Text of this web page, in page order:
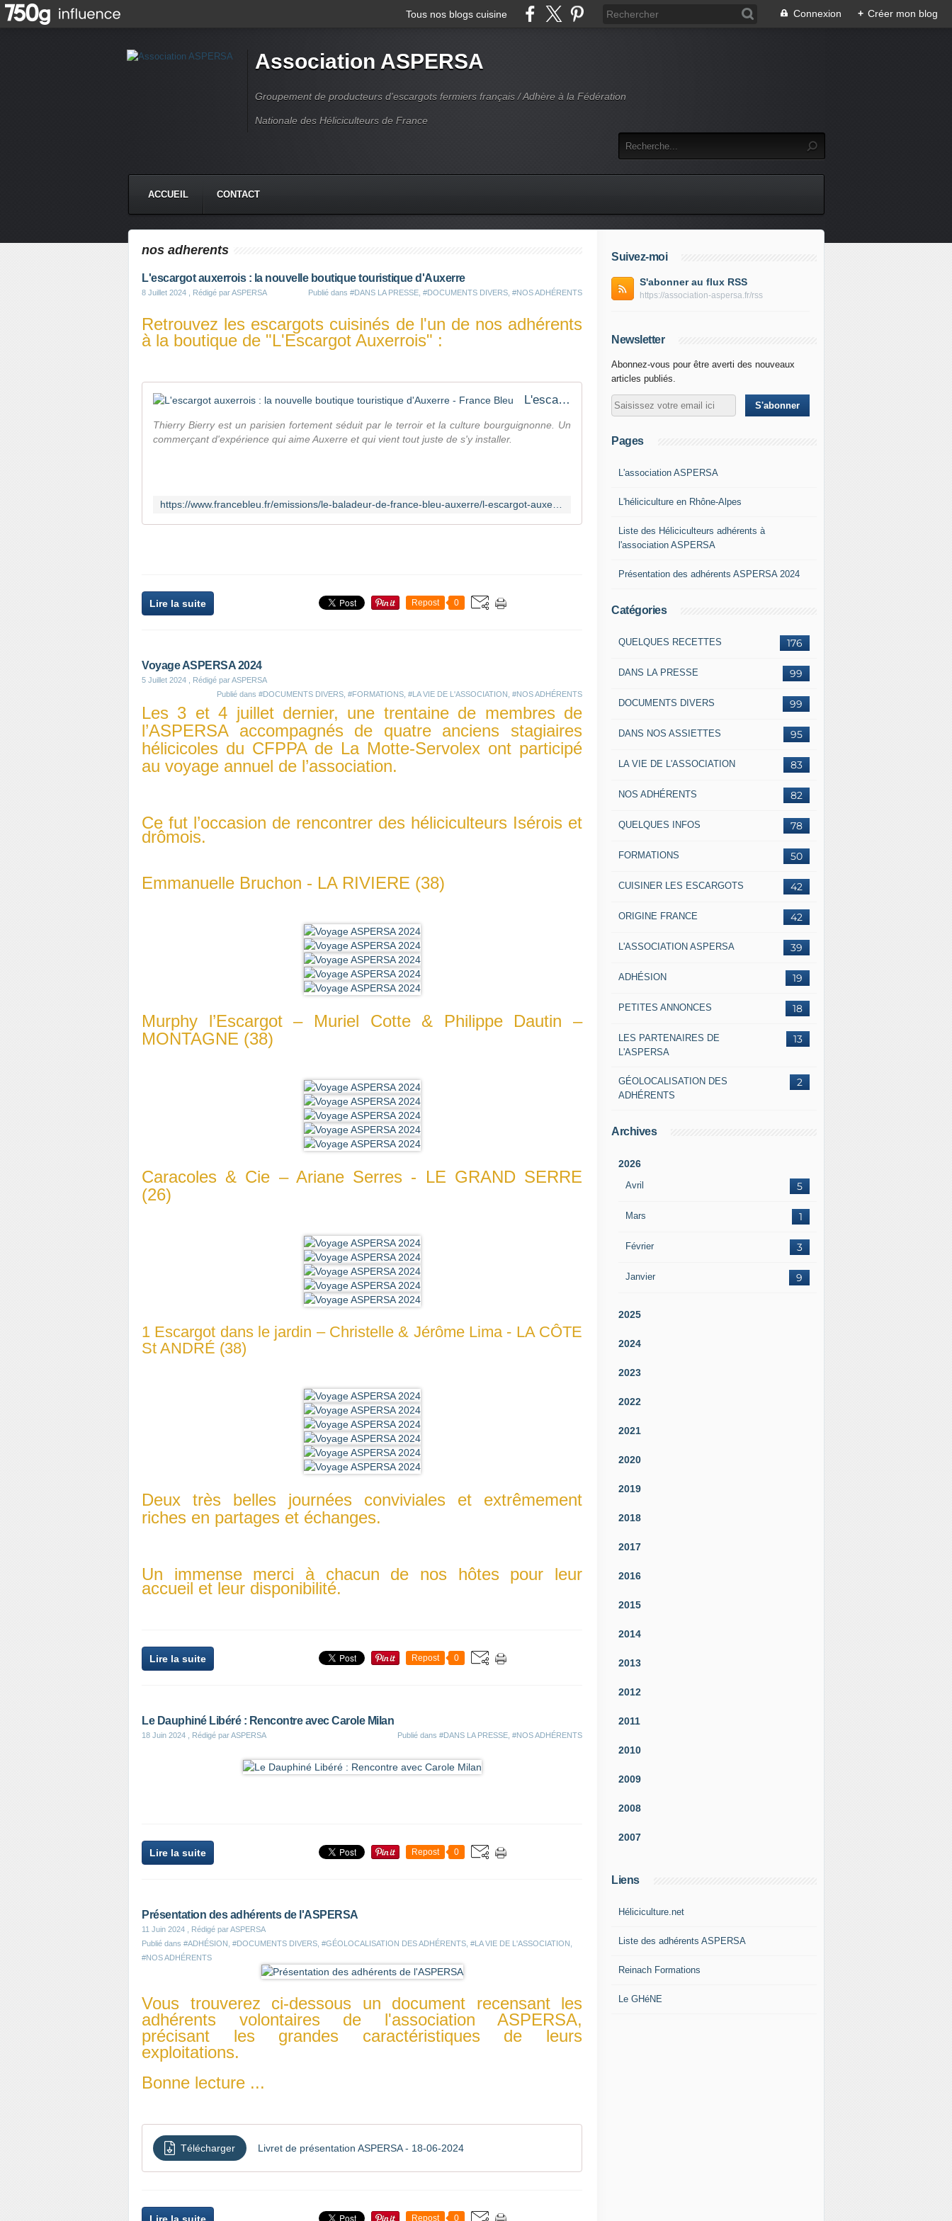
Tous nos blogs cuisine Connexion + Créer mon blog
Association ASPERSA
Groupement de producteurs d'escargots fermiers français / Adhère à la Fédération
Nationale des Héliciculteurs de France
ACCUEIL CONTACT
nos adherents
L'escargot auxerrois : la nouvelle boutique touristique d'Auxerre
8 Juillet 2024 , Rédigé par ASPERSA Publié dans #DANS LA PRESSE #DOCUMENTS DIVERS #NOS ADHÉRENTS
Retrouvez les escargots cuisinés de l'un de nos adhérents
à la boutique de "L'Escargot Auxerrois" :
L'escargot auxerrois : la nouvelle boutique touristique d'Auxerre - France Bleu
Thierry Bierry est un parisien fortement séduit par le terroir et la culture bourguignonne. Un
commerçant d'expérience qui aime Auxerre et qui vient tout juste de s'y installer.
Lire la suite Repost 0
Voyage ASPERSA 2024
5 Juillet 2024 , Rédigé par ASPERSA
Publié dans #DOCUMENTS DIVERS #FORMATIONS #LA VIE DE L'ASSOCIATION #NOS ADHÉRENTS
Les 3 et 4 juillet dernier, une trentaine de membres de
l’ASPERSA accompagnés de quatre anciens stagiaires
hélicicoles du CFPPA de La Motte-Servolex ont participé
au voyage annuel de l’association.
Ce fut l’occasion de rencontrer des héliciculteurs Isérois et
drômois.
Emmanuelle Bruchon - LA RIVIERE (38)
Murphy l’Escargot – Muriel Cotte & Philippe Dautin –
MONTAGNE (38)
Caracoles & Cie – Ariane Serres - LE GRAND SERRE
(26)
1 Escargot dans le jardin – Christelle & Jérôme Lima - LA CÔTE
St ANDRÉ (38)
Deux très belles journées conviviales et extrêmement
riches en partages et échanges.
Un immense merci à chacun de nos hôtes pour leur
accueil et leur disponibilité.
Lire la suite Repost 0
Le Dauphiné Libéré : Rencontre avec Carole Milan
18 Juin 2024 , Rédigé par ASPERSA Publié dans #DANS LA PRESSE #NOS ADHÉRENTS
Lire la suite Repost 0
Présentation des adhérents de l'ASPERSA
11 Juin 2024 , Rédigé par ASPERSA
Publié dans #ADHÉSION #DOCUMENTS DIVERS #GÉOLOCALISATION DES ADHÉRENTS #LA VIE DE L'ASSOCIATION
#NOS ADHÉRENTS
Vous trouverez ci-dessous un document recensant les
adhérents volontaires de l'association ASPERSA,
précisant les grandes caractéristiques de leurs
exploitations.
Bonne lecture ...
Télécharger Livret de présentation ASPERSA - 18-06-2024
Repost 0
Suivez-moi
S'abonner au flux RSS
https://association-aspersa.fr/rss
Newsletter
Abonnez-vous pour être averti des nouveaux
articles publiés.
Pages
L'association ASPERSA
L'héliciculture en Rhône-Alpes
Liste des Héliciculteurs adhérents à
l'association ASPERSA
Présentation des adhérents ASPERSA 2024
Catégories
176
QUELQUES RECETTES
99
DANS LA PRESSE
99
DOCUMENTS DIVERS
95
DANS NOS ASSIETTES
83
LA VIE DE L'ASSOCIATION
82
NOS ADHÉRENTS
78
QUELQUES INFOS
50
FORMATIONS
42
CUISINER LES ESCARGOTS
42
ORIGINE FRANCE
39
L'ASSOCIATION ASPERSA
19
ADHÉSION
18
PETITES ANNONCES
13
LES PARTENAIRES DE
L'ASPERSA
2
GÉOLOCALISATION DES
ADHÉRENTS
Archives
2026
Avril 5
Mars 1
Février 3
Janvier 9
2025
2024
2023
2022
2021
2020
2019
2018
2017
2016
2015
2014
2013
2012
2011
2010
2009
2008
2007
Liens
Héliciculture.net
Liste des adhérents ASPERSA
Reinach Formations
Le GHéNE